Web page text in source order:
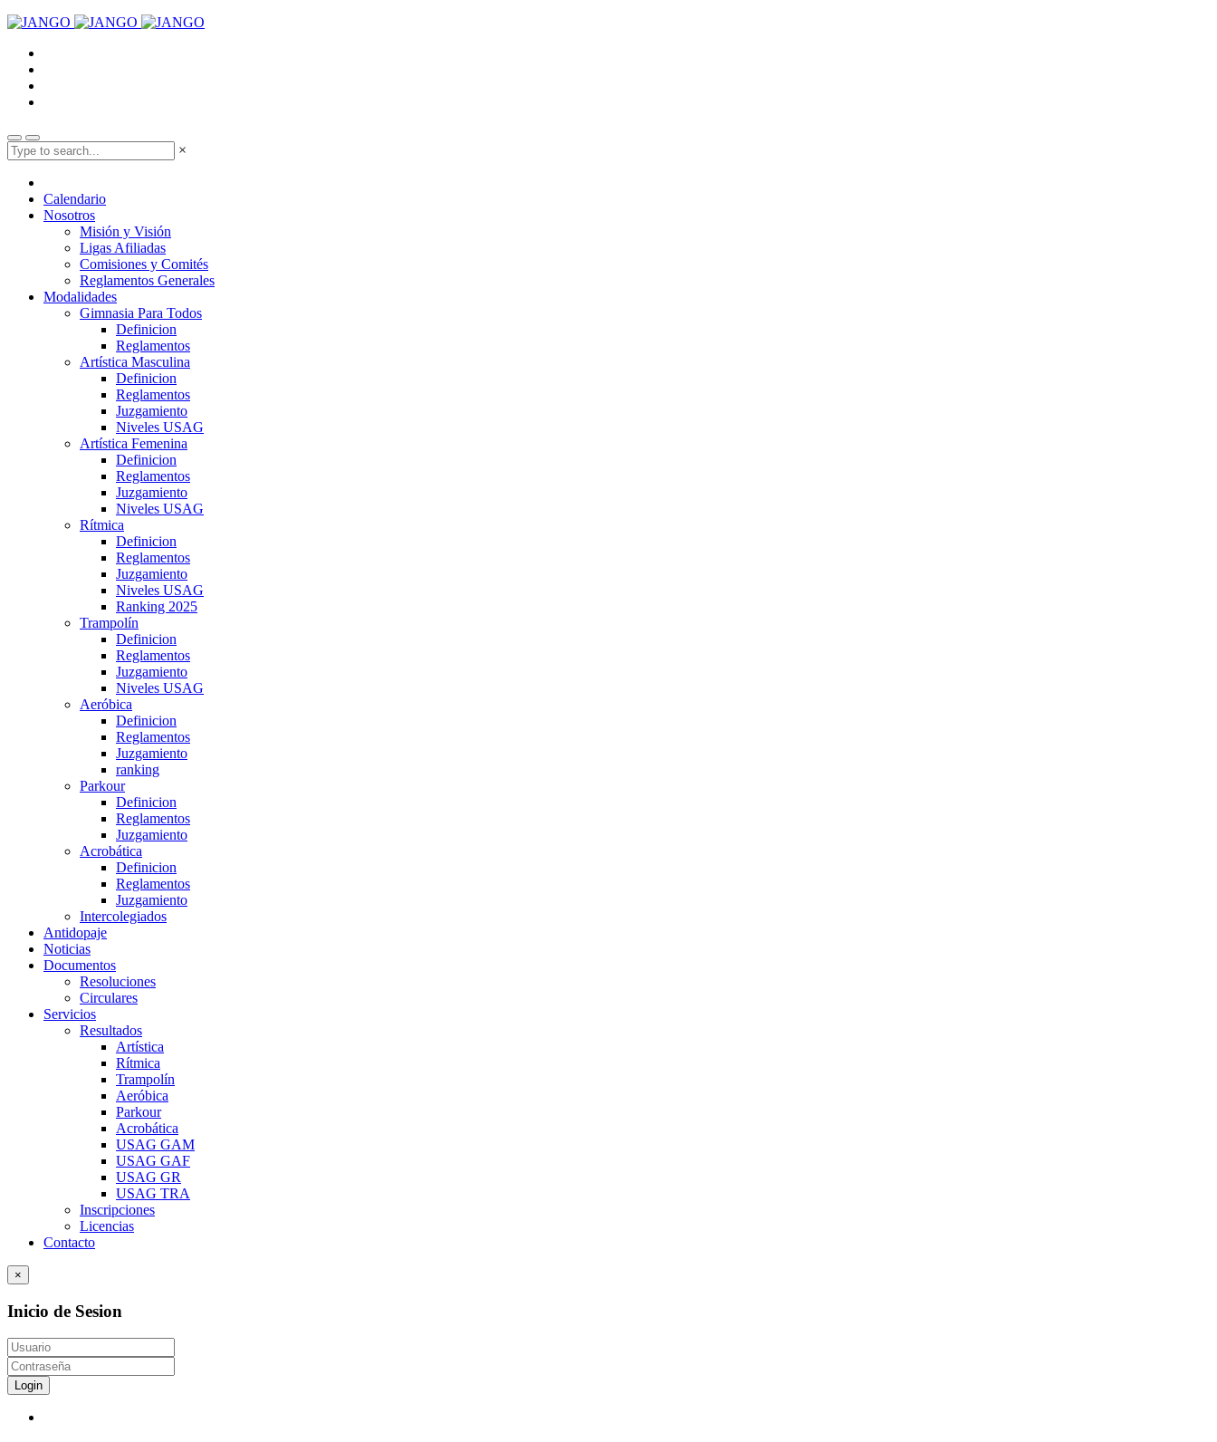
×
Calendario
Nosotros
Misión y Visión
Ligas Afiliadas
Comisiones y Comités
Reglamentos Generales
Modalidades
Gimnasia Para Todos
Definicion
Reglamentos
Artística Masculina
Definicion
Reglamentos
Juzgamiento
Niveles USAG
Artística Femenina
Definicion
Reglamentos
Juzgamiento
Niveles USAG
Rítmica
Definicion
Reglamentos
Juzgamiento
Niveles USAG
Ranking 2025
Trampolín
Definicion
Reglamentos
Juzgamiento
Niveles USAG
Aeróbica
Definicion
Reglamentos
Juzgamiento
ranking
Parkour
Definicion
Reglamentos
Juzgamiento
Acrobática
Definicion
Reglamentos
Juzgamiento
Intercolegiados
Antidopaje
Noticias
Documentos
Resoluciones
Circulares
Servicios
Resultados
Artística
Rítmica
Trampolín
Aeróbica
Parkour
Acrobática
USAG GAM
USAG GAF
USAG GR
USAG TRA
Inscripciones
Licencias
Contacto
×
Inicio de Sesion
Login